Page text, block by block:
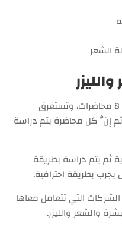
الشعر
من 8 محاضرات، وتستغرق
إلى 3 ساعات، ثم إنَّ كل محاضرة يتم دراسة
ثم يتم دراسة بطريقة
بطريقة احترافية.
التي تتعامل معاها
والشعر والليزر.